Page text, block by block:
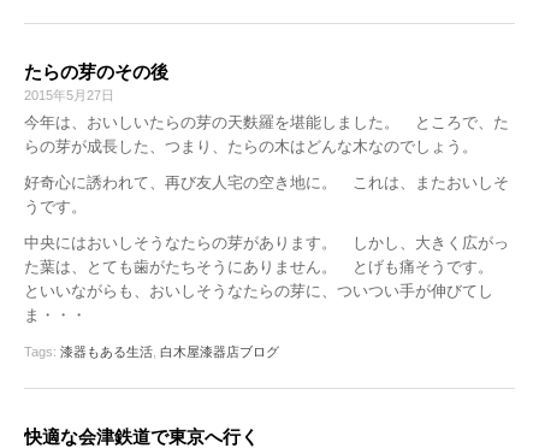
たらの芽のその後
2015年5月27日
今年は、おいしいたらの芽の天麩羅を堪能しました。 ところで、た
らの芽が成長した、つまり、たらの木はどんな木なのでしょう。
好奇心に誘われて、再び友人宅の空き地に。 これは、またおいしそ
うです。
中央にはおいしそうなたらの芽があります。 しかし、大きく広がっ
た葉は、とても歯がたちそうにありません。 とげも痛そうです。
といいながらも、おいしそうなたらの芽に、ついつい手が伸びてし
ま・・・
Tags: 漆器もある生活 白木屋漆器店ブログ
快適な会津鉄道で東京へ行く